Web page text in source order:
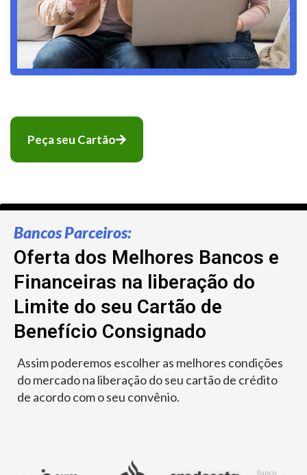
Peça seu Cartão
Bancos Parceiros:
Oferta dos Melhores Bancos e
Financeiras na liberação do
Limite do seu Cartão de
Benefício Consignado
Assim poderemos escolher as melhores condições
do mercado na liberação do seu cartão de crédito
de acordo com o seu convênio.